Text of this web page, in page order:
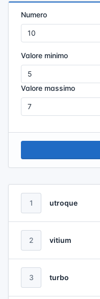
Numero
Valore minimo
Valore massimo
1 utroque
2 vitium
3 turbo